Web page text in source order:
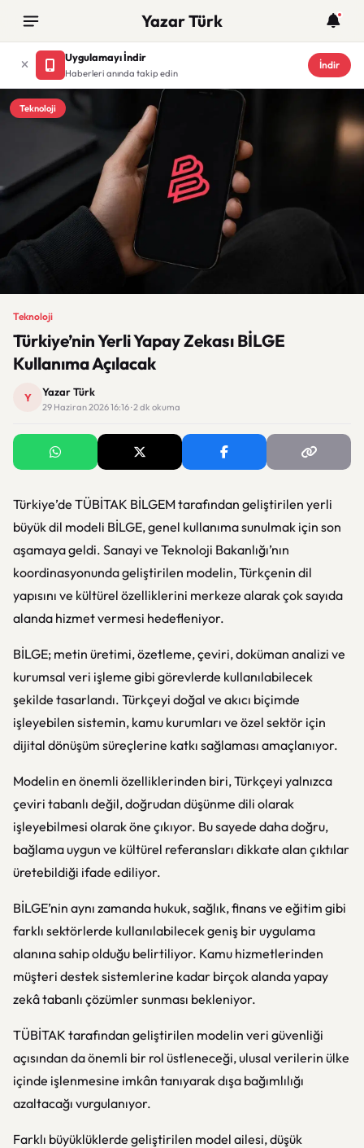
Yazar Türk
Uygulamayı İndir
Haberleri anında takip edin
İndir
Teknoloji
Teknoloji
Türkiye’nin Yerli Yapay Zekası BİLGE
Kullanıma Açılacak
Y Yazar Türk
29 Haziran 2026 16:16 · 2 dk okuma
Türkiye’de TÜBİTAK BİLGEM tarafından geliştirilen yerli
büyük dil modeli BİLGE, genel kullanıma sunulmak için son
aşamaya geldi. Sanayi ve Teknoloji Bakanlığı’nın
koordinasyonunda geliştirilen modelin, Türkçenin dil
yapısını ve kültürel özelliklerini merkeze alarak çok sayıda
alanda hizmet vermesi hedefleniyor.
BİLGE; metin üretimi, özetleme, çeviri, doküman analizi ve
kurumsal veri işleme gibi görevlerde kullanılabilecek
şekilde tasarlandı. Türkçeyi doğal ve akıcı biçimde
işleyebilen sistemin, kamu kurumları ve özel sektör için
dijital dönüşüm süreçlerine katkı sağlaması amaçlanıyor.
Modelin en önemli özelliklerinden biri, Türkçeyi yalnızca
çeviri tabanlı değil, doğrudan düşünme dili olarak
işleyebilmesi olarak öne çıkıyor. Bu sayede daha doğru,
bağlama uygun ve kültürel referansları dikkate alan çıktılar
üretebildiği ifade ediliyor.
BİLGE’nin aynı zamanda hukuk, sağlık, finans ve eğitim gibi
farklı sektörlerde kullanılabilecek geniş bir uygulama
alanına sahip olduğu belirtiliyor. Kamu hizmetlerinden
müşteri destek sistemlerine kadar birçok alanda yapay
zekâ tabanlı çözümler sunması bekleniyor.
TÜBİTAK tarafından geliştirilen modelin veri güvenliği
açısından da önemli bir rol üstleneceği, ulusal verilerin ülke
içinde işlenmesine imkân tanıyarak dışa bağımlılığı
azaltacağı vurgulanıyor.
Farklı büyüklüklerde geliştirilen model ailesi, düşük